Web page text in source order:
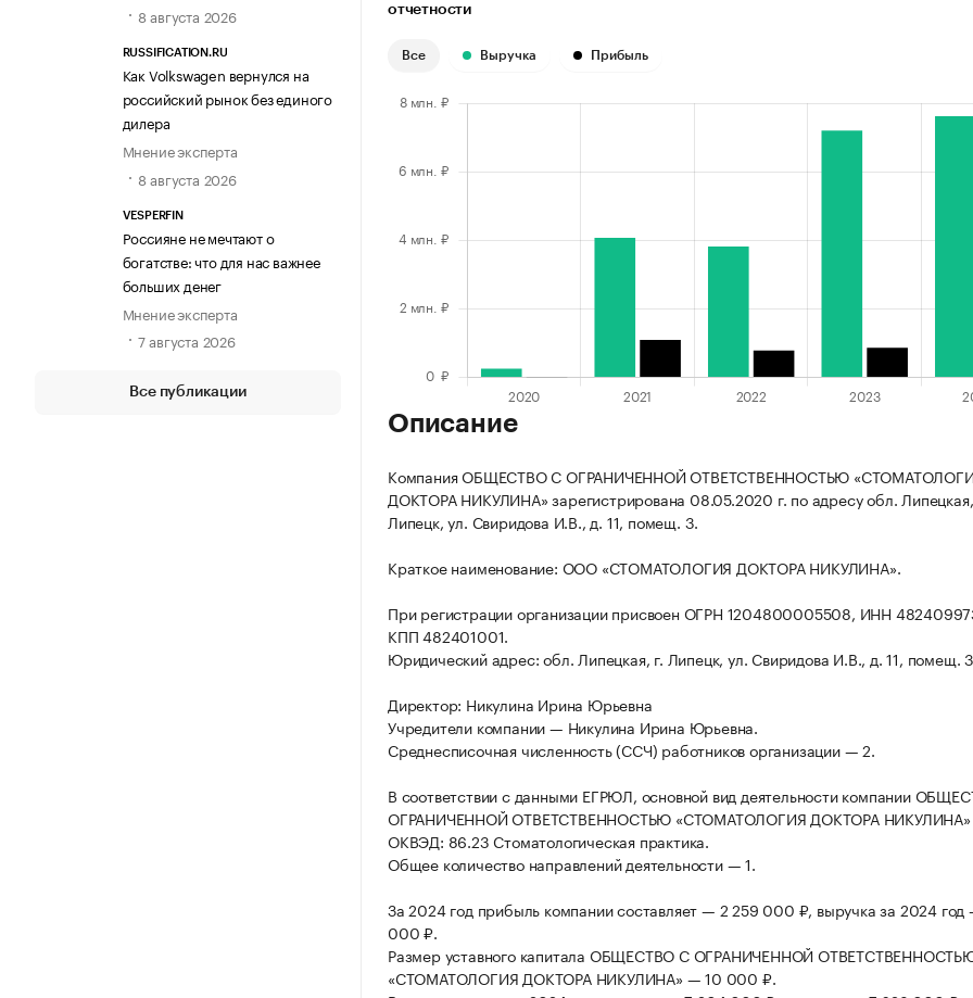
8 августа 2026
RUSSIFICATION.RU
Как Volkswagen вернулся на
российский рынок без единого
дилера
Мнение эксперта
8 августа 2026
VESPERFIN
Россияне не мечтают о
богатстве: что для нас важнее
больших денег
Мнение эксперта
7 августа 2026
Все публикации
отчетности
Все Выручка Прибыль
Описание
Компания ОБЩЕСТВО С ОГРАНИЧЕННОЙ ОТВЕТСТВЕННОСТЬЮ
ДОКТОРА НИКУЛИНА» зарегистрирована 08.05.2020 г. по адресу обл.
Липецк, ул. Свиридова И.В., д. 11, помещ. 3.
Краткое наименование: ООО «СТОМАТОЛОГИЯ ДОКТОРА НИКУЛИНА».
При регистрации организации присвоен ОГРН 1204800005508, ИНН
КПП 482401001.
Юридический адрес: обл. Липецкая, г. Липецк, ул. Свиридова И.В., д. 11, помещ.
Директор: Никулина Ирина Юрьевна
Учредители компании — Никулина Ирина Юрьевна.
Среднесписочная численность (ССЧ) работников организации — 2.
В соответствии с данными ЕГРЮЛ, основной вид деятельности компании
ОГРАНИЧЕННОЙ ОТВЕТСТВЕННОСТЬЮ «СТОМАТОЛОГИЯ ДОКТОРА НИКУЛИНА»
ОКВЭД: 86.23 Стоматологическая практика.
Общее количество направлений деятельности — 1.
За 2024 год прибыль компании составляет — 2 259 000 ₽, выручка за 2024
000 ₽.
Размер уставного капитала ОБЩЕСТВО С ОГРАНИЧЕННОЙ
«СТОМАТОЛОГИЯ ДОКТОРА НИКУЛИНА» — 10 000 ₽.